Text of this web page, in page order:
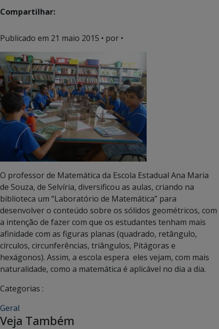
Compartilhar:
Publicado em 21 maio 2015 • por •
O professor de Matemática da Escola Estadual Ana Maria
de Souza, de Selvíria, diversificou as aulas, criando na
biblioteca um “Laboratório de Matemática” para
desenvolver o conteúdo sobre os sólidos geométricos, com
a intenção de fazer com que os estudantes tenham mais
afinidade com as figuras planas (quadrado, retângulo,
círculos, circunferências, triângulos, Pitágoras e
hexágonos). Assim, a escola espera eles vejam, com mais
naturalidade, como a matemática é aplicável no dia a dia.
Categorias :
Geral
Veja Também